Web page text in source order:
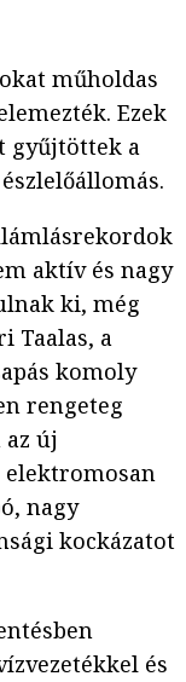
műholdas
Ezek
gyűjtöttek a
aktív és nagy
ki, még
Taalas, a
komoly
rengeteg
új
nagy
kockázatot
és